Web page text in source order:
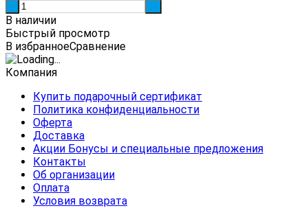
В наличии
Быстрый просмотр
В избранноеСравнение
Компания
Купить подарочный сертификат
Политика конфиденциальности
Оферта
Доставка
Акции Бонусы и специальные предложения
Контакты
Об организации
Оплата
Условия возврата